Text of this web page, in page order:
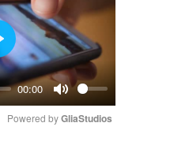
00:00
Mute
Play
Powered by GliaStudios